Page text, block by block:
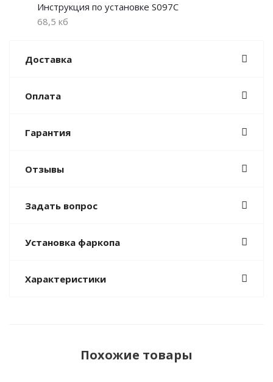
Инструкция по установке S097C
68,5 кб
Доставка
Оплата
Гарантия
Отзывы
Задать вопрос
Установка фаркопа
Характеристики
Похожие товары